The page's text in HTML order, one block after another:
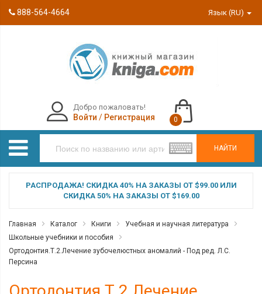
888-564-4664 Язык (RU)
НАЙТИ
Добро пожаловать!
Войти / Регистрация 0
РАСПРОДАЖА! СКИДКА 40% НА ЗАКАЗЫ ОТ $99.00 ИЛИ
СКИДКА 50% НА ЗАКАЗЫ ОТ $169.00
Главная Каталог Книги
Учебная и научная литература
Школьные учебники и пособия
Ортодонтия.Т.2.Лечение зубочелюстных аномалий - Под ред. Л.С.
Персина